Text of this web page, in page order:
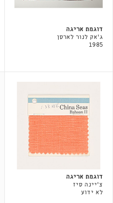
דוגמת אריגה
ג'אק לנור לארסן
1985
דוגמת אריגה
צ'יינה סיז
לא ידוע